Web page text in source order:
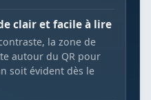
clair et facile à lire
la zone de
autour du QR pour
soit évident dès le